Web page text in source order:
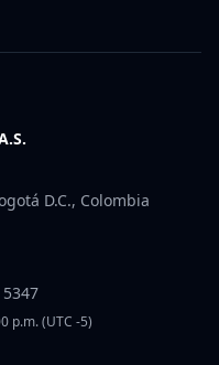
D.C., Colombia
p.m. (UTC -5)